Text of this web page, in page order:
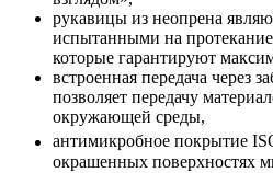
рукавицы из неопрена
испытанными на
которые гарантируют
встроенная передача через
позволяет передачу
окружающей среды,
антимикробное покрытие
окрашенных поверхностях